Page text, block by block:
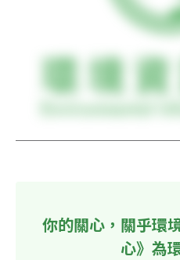
你的關心，關乎環
心》為